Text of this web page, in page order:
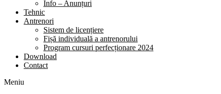
Info – Anunțuri
Tehnic
Antrenori
Sistem de licențiere
Fișă individuală a antrenorului
Program cursuri perfecționare 2024
Download
Contact
Meniu